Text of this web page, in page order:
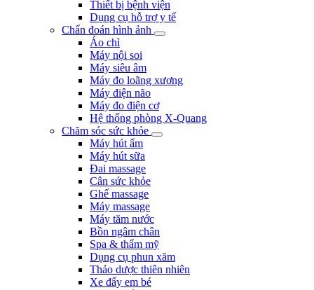
Thiết bị bệnh viện
Dụng cụ hỗ trợ y tế
Chẩn đoán hình ảnh
Áo chì
Máy nội soi
Máy siêu âm
Máy đo loãng xương
Máy điện não
Máy đo điện cơ
Hệ thống phòng X-Quang
Chăm sóc sức khỏe
Máy hút ẩm
Máy hút sữa
Đai massage
Cân sức khỏe
Ghế massage
Máy massage
Máy tăm nước
Bồn ngâm chân
Spa & thẩm mỹ
Dụng cụ phun xăm
Thảo dược thiên nhiên
Xe đẩy em bé